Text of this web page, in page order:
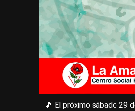
🎵 El próximo sábado 29